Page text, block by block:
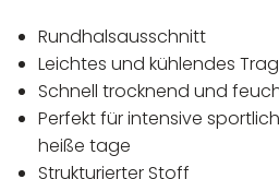
Rundhalsausschnitt
Leichtes und kühlendes
Schnell trocknend und
Perfekt für intensive
heiße tage
Strukturierter Stoff